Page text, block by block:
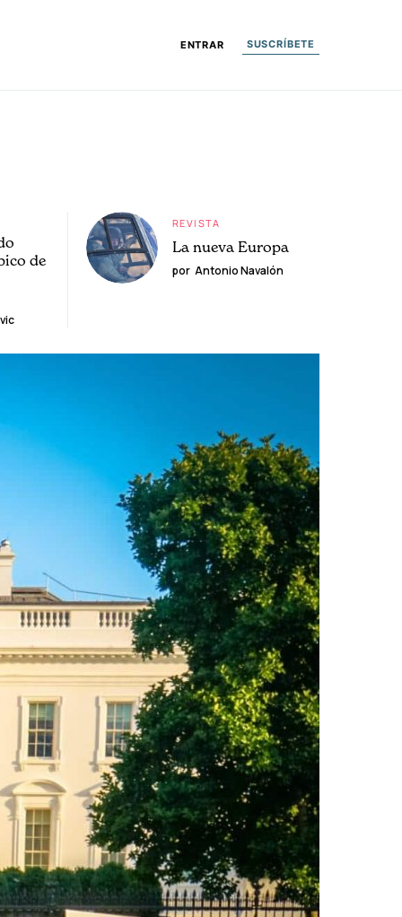
ENTRAR SUSCRÍBETE
de
REVISTA
La nueva Europa
por Antonio Navalón